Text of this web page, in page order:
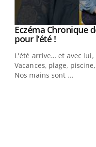
Youtube
Eczéma Chronique
pour l’été !Youtube
L'été arrive… et avec lui,
Vacances, plage,
Nos mains sont ...